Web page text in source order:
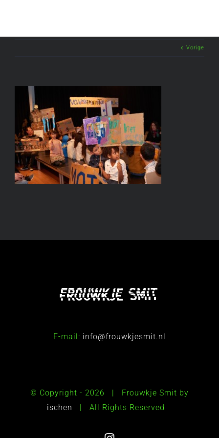
Vorige
E-mail: info@frouwkjesmit.nl
© Copyright - 2026 | Frouwkje Smit by
ischen
| All Rights Reserved